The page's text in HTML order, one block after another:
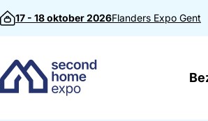
Direct naar inhoud
17 - 18 oktober 2026Flanders Expo Gent